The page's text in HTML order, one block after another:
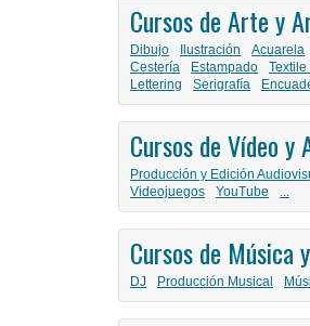
Cursos de Arte y
Dibujo Ilustración Acuarela
Cestería
Estampado Textile
Lettering
Serigrafía
Cursos de Vídeo y
Producción y Edición
Videojuegos
YouTube ...
Cursos de Música
DJ Producción Musical